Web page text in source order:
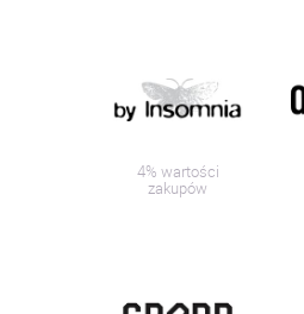
4% wartości
zakupów